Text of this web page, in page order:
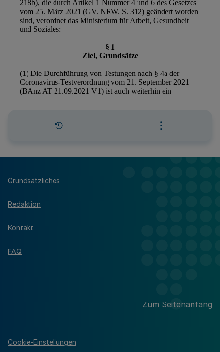
Grundsätzliches
Redaktion
Kontakt
FAQ
Zum Seitenanfang
Cookie-Einstellungen